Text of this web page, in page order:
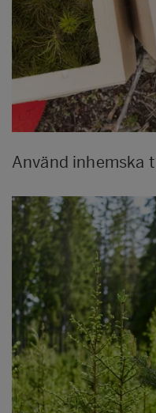
Använd inhemska